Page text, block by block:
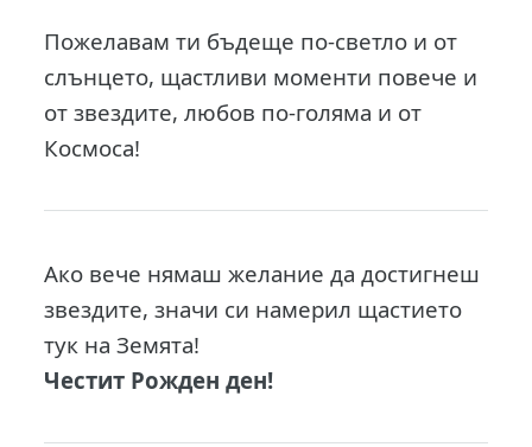
Пожелавам ти бъдеще по-светло и от
слънцето, щастливи моменти повече и
от звездите, любов по-голяма и от
Космоса!
Ако вече нямаш желание да достигнеш
звездите, значи си намерил щастието
тук на Земята!
Честит Рожден ден!